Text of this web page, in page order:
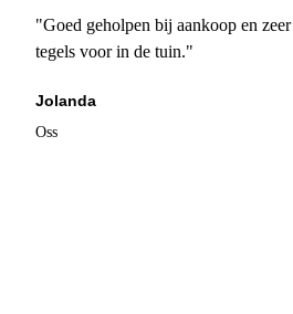
"Goed geholpen bij aankoop en
tegels voor in de tuin."
Jolanda
Oss